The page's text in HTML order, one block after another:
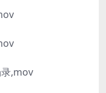
,mov